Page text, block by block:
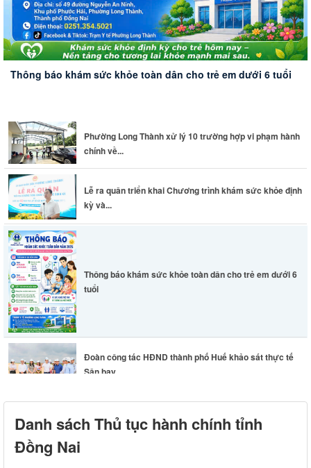
Thông báo khám sức khỏe toàn dân cho trẻ em dưới 6 tuổi
Phường Long Thành xử lý 10 trường hợp vi phạm hành
chính về...
Lễ ra quân triển khai Chương trình khám sức khỏe định
kỳ và...
Thông báo khám sức khỏe toàn dân cho trẻ em dưới 6
tuổi
Đoàn công tác HĐND thành phố Huế khảo sát thực tế
Sân bay...
khắc phục hư...
Danh sách Thủ tục hành chính tỉnh
Đồng Nai